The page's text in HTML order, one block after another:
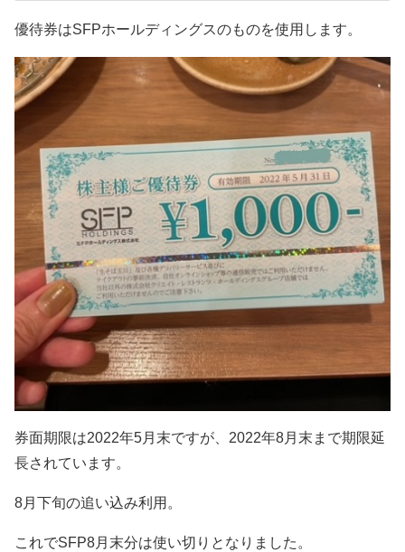
優待券はSFPホールディングスのものを使用します。
券面期限は2022年5月末ですが、2022年8月末まで期限延
長されています。
8月下旬の追い込み利用。
これでSFP8月末分は使い切りとなりました。